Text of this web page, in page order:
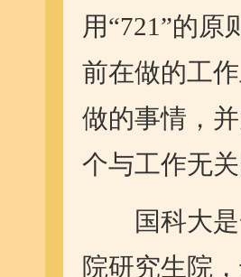
用“721”的
前在做的工
做的事情，
个与工作无
国科大是
院研究生院